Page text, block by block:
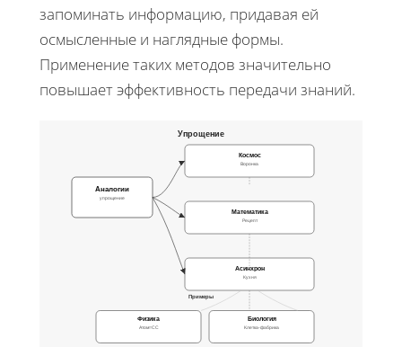
запоминать информацию, придавая ей
осмысленные и наглядные формы.
Применение таких методов значительно
повышает эффективность передачи знаний.
Упрощение
Аналогии
упрощение
Космос
Воронка
Математика
Рецепт
Асинхрон
Кухня
Примеры
Физика
Атом=СС
Биология
Клетка-фабрика